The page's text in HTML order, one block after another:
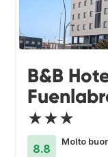
B&B
★★★
8.8
Molto